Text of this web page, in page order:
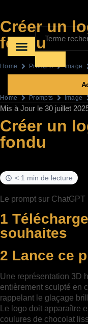
Créer un
fondu
Home Prompts Image
Home Prompts Image
Mis à Jour le 30 juillet
Créer un
fondu
< 1 min de lecture
Le prompt sur ChatGPT
1
souhaites
2 Lance ce
Une représentation 3D
entièrement sculpté en
rappelant le glaçage
Le logo doit apparaître
coulures de chocolat